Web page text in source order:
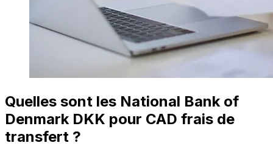
Quelles sont les National Bank of
Denmark DKK pour CAD frais de
transfert ?